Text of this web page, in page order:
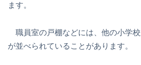
ます。
職員室の戸棚などには、他の小学
が並べられていることがあります。